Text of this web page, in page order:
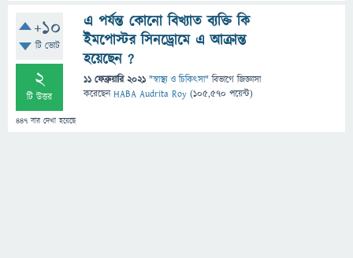
+10
টি ভোট
2
টি উত্তর
447 বার দেখা হয়েছে
এ পর্যন্ত কোনো বিখ্যাত ব্যক্তি কি
ইমপোস্টর সিনড্রোমে এ আক্রান্ত
হয়েছেন ?
11 ফেব্রুয়ারি 2021 "স্বাস্থ্য ও চিকিৎসা" বিভাগে জিজ্ঞাসা
করেছেনHABA Audrita Roy (105,570 পয়েন্ট)